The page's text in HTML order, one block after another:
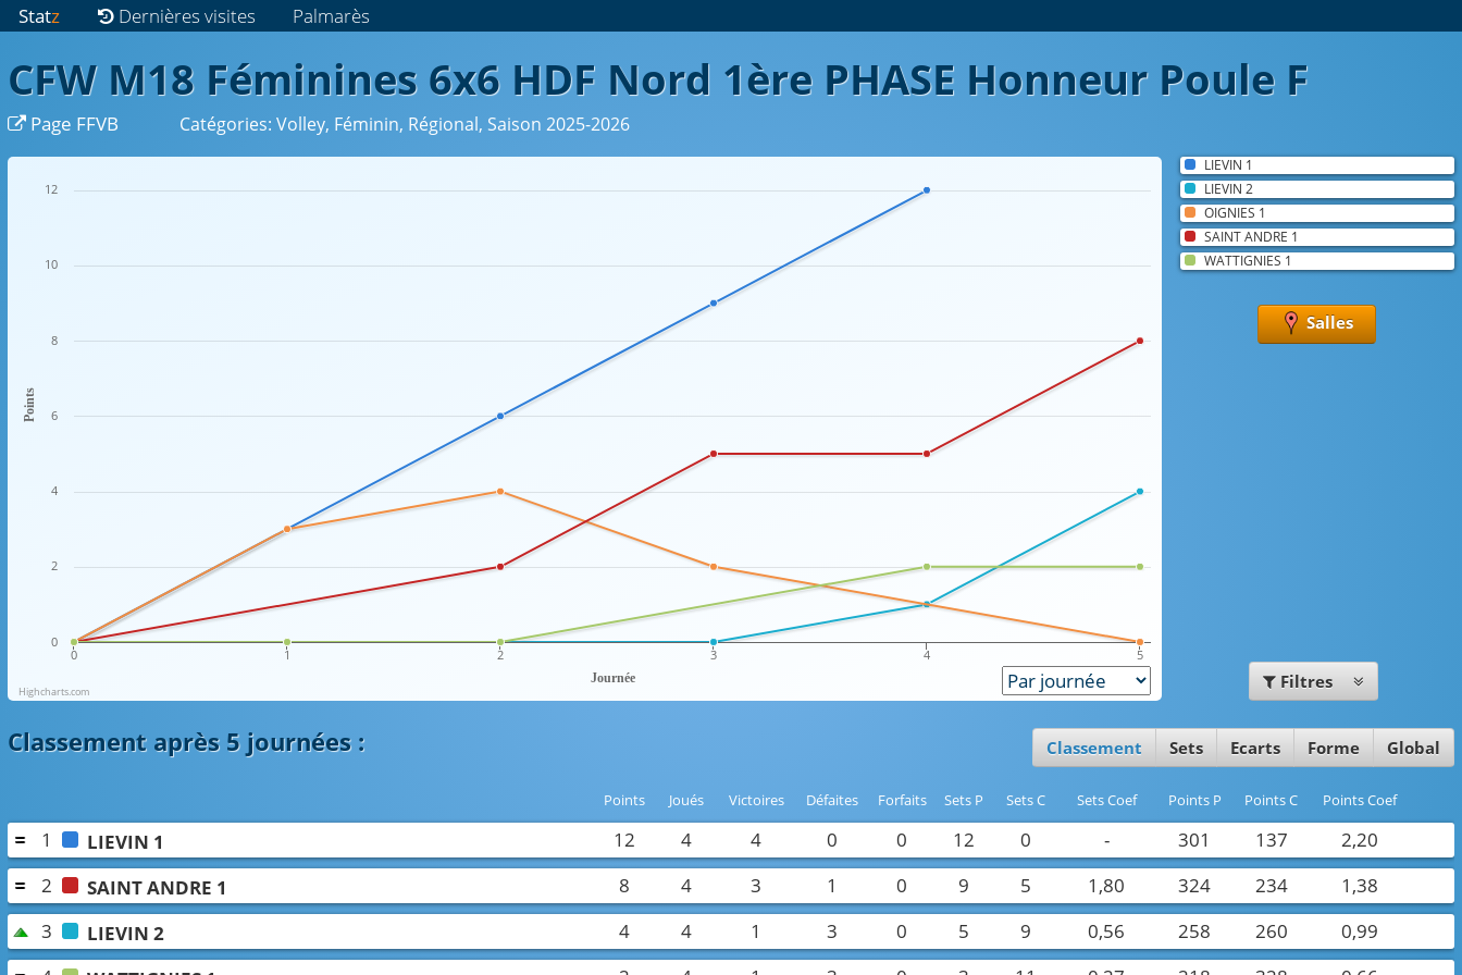
Statz Dernières visites Palmarès
CFW M18 Féminines 6x6 HDF Nord 1ère PHASE Honneur Poule F
Page FFVB Catégories: Volley, Féminin, Régional, Saison 2025-2026
Journée
Points
0 1 2 3 4 5
0
2
4
6
8
10
12
Highcharts.com
LIEVIN 1
LIEVIN 2
OIGNIES 1
SAINT ANDRE 1
WATTIGNIES 1
Salles
Filtres
Classement après 5 journées: Classement Sets Ecarts Forme Global
Points Joués Victoires Défaites Forfaits Sets P Sets C Sets Coef Points P Points C Points Coef
1 LIEVIN 1 12 4 4 0 0 12 0 - 301 137
2,20
2
SAINT ANDRE 1 8 4 3 1 0 9 5 1,80 324 234
1,38
3
LIEVIN 2 4 4 1 3 0 5 9 0,56 258 260
0,99